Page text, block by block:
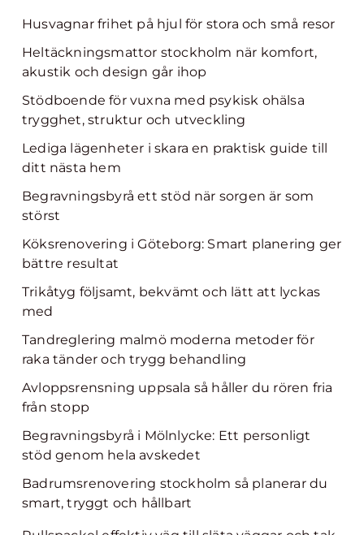
Husvagnar frihet på hjul för stora och små resor
Heltäckningsmattor stockholm när komfort,
akustik och design går ihop
Stödboende för vuxna med psykisk ohälsa
trygghet, struktur och utveckling
Lediga lägenheter i skara en praktisk guide till
ditt nästa hem
Begravningsbyrå ett stöd när sorgen är som
störst
Köksrenovering i Göteborg: Smart planering ger
bättre resultat
Trikåtyg följsamt, bekvämt och lätt att lyckas
med
Tandreglering malmö moderna metoder för
raka tänder och trygg behandling
Avloppsrensning uppsala så håller du rören fria
från stopp
Begravningsbyrå i Mölnlycke: Ett personligt
stöd genom hela avskedet
Badrumsrenovering stockholm så planerar du
smart, tryggt och hållbart